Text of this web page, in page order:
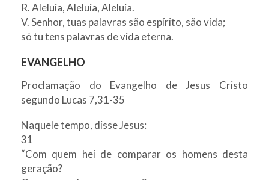
R. Aleluia, Aleluia, Aleluia.
V. Senhor, tuas palavras são espírito, são vida;
só tu tens palavras de vida eterna.
EVANGELHO
Proclamação do Evangelho de Jesus Cristo
segundo Lucas 7,31-35
Naquele tempo, disse Jesus:
31
“Com quem hei de comparar os homens desta
geração?